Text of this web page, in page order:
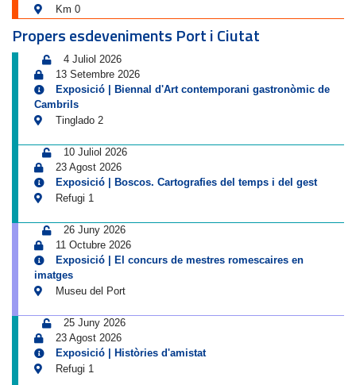
Km 0
Propers esdeveniments Port i Ciutat
4 Juliol 2026
13 Setembre 2026
Exposició | Biennal d'Art contemporani gastronòmic de
Cambrils
Tinglado 2
10 Juliol 2026
23 Agost 2026
Exposició | Boscos. Cartografies del temps i del gest
Refugi 1
26 Juny 2026
11 Octubre 2026
Exposició | El concurs de mestres romescaires en
imatges
Museu del Port
25 Juny 2026
23 Agost 2026
Exposició | Històries d'amistat
Refugi 1